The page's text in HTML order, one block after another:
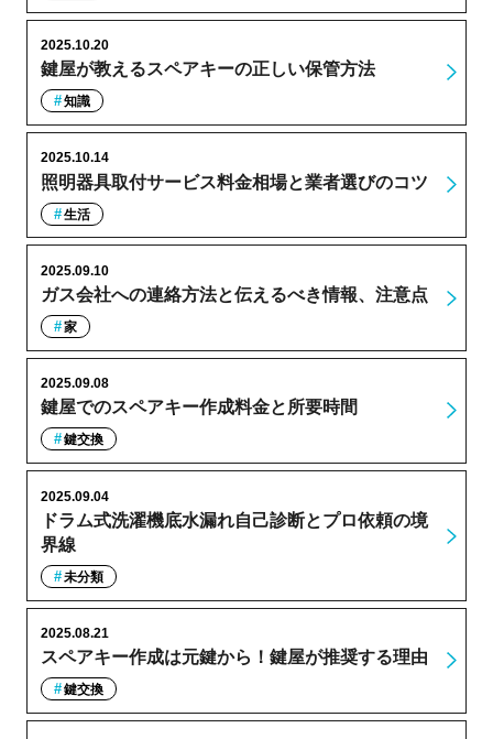
鍵屋が教えるスペアキーの正しい保管方法
2025.10.20
知識
照明器具取付サービス料金相場と業者選びのコツ
2025.10.14
生活
ガス会社への連絡方法と伝えるべき情報、注意点
2025.09.10
家
鍵屋でのスペアキー作成料金と所要時間
2025.09.08
鍵交換
ドラム式洗濯機底水漏れ自己診断とプロ依頼の境
界線
2025.09.04
未分類
スペアキー作成は元鍵から！鍵屋が推奨する理由
2025.08.21
鍵交換